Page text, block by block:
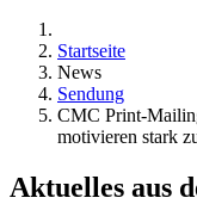
Startseite
News
Sendung
CMC Print-
motivieren stark
Aktuelles aus